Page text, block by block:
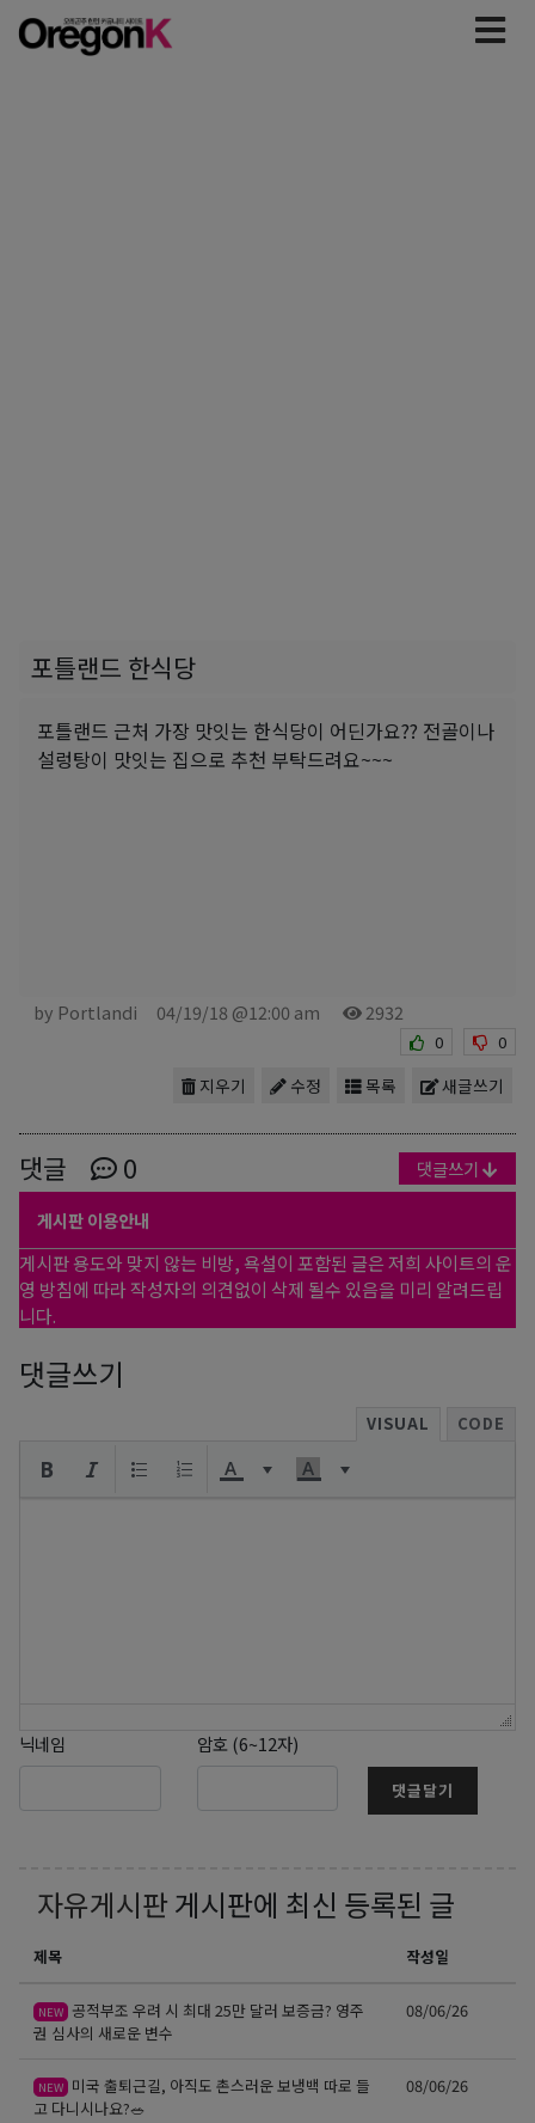
포틀랜드 한식당
포틀랜드 근처 가장 맛잇는 한식당이 어딘가요?? 전골이나
설렁탕이 맛잇는 집으로 추천 부탁드려요~~~
by Portlandi 04/19/18 @12:00 am 2932
0 0
새글쓰기
목록
수정
지우기
댓글 0 댓글쓰기
게시판 이용안내
게시판 용도와 맞지 않는 비방, 욕설이 포함된 글은 저희 사이트의 운
영 방침에 따라 작성자의 의견없이 삭제 될수 있음을 미리 알려드립
니다.
댓글쓰기
VISUAL CODE
닉네임 암호 (6~12자)
댓글달기
자유게시판 게시판에 최신 등록된 글
제목 작성일
NEW 공적부조 우려 시 최대 25만 달러 보증금? 영주
권 심사의 새로운 변수
08/06/26
NEW 미국 출퇴근길, 아직도 촌스러운 보냉백 따로 들
고 다니시나요?🥗
08/06/26